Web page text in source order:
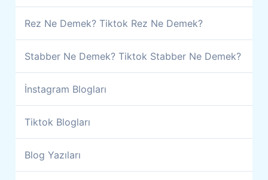
Rez Ne Demek? Tiktok Rez Ne Demek?
Stabber Ne Demek? Tiktok Stabber Ne Demek?
İnstagram Blogları
Tiktok Blogları
Blog Yazıları